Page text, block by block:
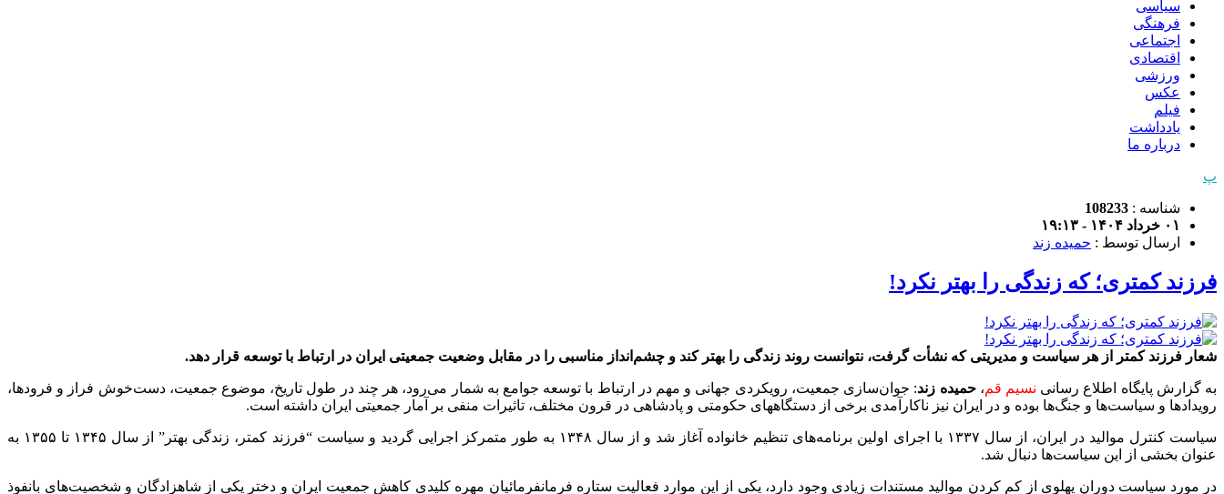
سیاسی
فرهنگی
اجتماعی
اقتصادی
ورزشی
عکس
فیلم
یادداشت
درباره ما
پ
شناسه : 108233
۰۱ خرداد ۱۴۰۴ - ۱۹:۱۳
ارسال توسط : حمیده زند
فرزند کمتری؛ که زندگی‌ را بهتر نکرد!
شعار فرزند کمتر از هر سیاست و مدیریتی که نشأت گرفت، نتوانست روند زندگی را بهتر کند و چشم‌انداز مناسبی را در مقابل وضعیت جمعیتی ایران در ارتباط با توسعه قرار دهد.
به گزارش پایگاه اطلاع رسانی نسیم قم،حمیده زند: جوان‌سازی جمعیت، رویکردی جهانی و مهم در ارتباط با توسعه جوامع به شمار می‌رود، هر چند در طول تاریخ، موضوع جمعیت، دست‌خوش فراز و فرودها،
رویدادها و سیاست‌ها و جنگ‌ها بوده و در ایران نیز ناکارآمدی برخی از دستگاههای حکومتی و پادشاهی در قرون مختلف، تاثیرات منفی بر آمار جمعیتی ایران داشته است.
سیاست کنترل موالید در ایران، از سال ۱۳۳۷ با اجرای اولین برنامه‌های تنظیم خانواده آغاز شد و از سال ۱۳۴۸ به طور متمرکز اجرایی گردید و سیاست “فرزند کمتر، زندگی بهتر” از سال ۱۳۴۵ تا ۱۳۵۵ به
عنوان بخشی از این سیاست‌ها دنبال شد.
در مورد سیاست دوران پهلوی از کم کردن موالید مستندات زیادی وجود دارد، یکی از این موارد فعالیت ستاره فرمانفرمائیان مهره کلیدی کاهش جمعیت ایران و دختر یکی از شاهزادگان و شخصیت‌های بانفوذ